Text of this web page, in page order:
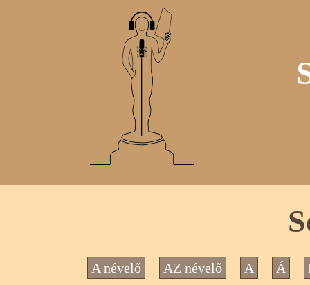
A névelő AZ névelő A Á